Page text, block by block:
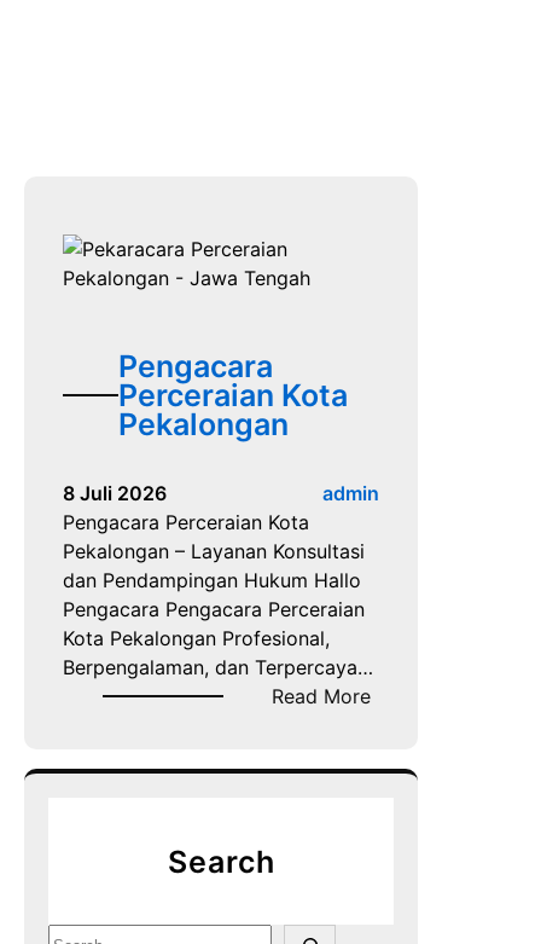
Pengacara
Perceraian Kota
Pekalongan
8 Juli 2026
admin
Pengacara Perceraian Kota
Pekalongan – Layanan Konsultasi
dan Pendampingan Hukum Hallo
Pengacara Pengacara Perceraian
Kota Pekalongan Profesional,
Berpengalaman, dan Terpercaya…
Read More:
Search
S